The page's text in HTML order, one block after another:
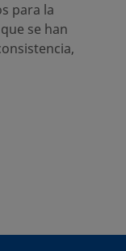
para la
se han